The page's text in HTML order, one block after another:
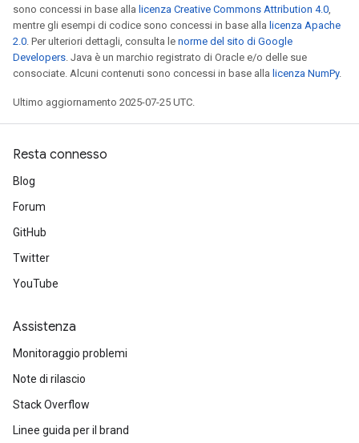
sono concessi in base alla licenza Creative Commons Attribution 4.0,
mentre gli esempi di codice sono concessi in base alla licenza Apache
2.0. Per ulteriori dettagli, consulta le norme del sito di Google
Developers. Java è un marchio registrato di Oracle e/o delle sue
consociate. Alcuni contenuti sono concessi in base alla licenza NumPy.
Ultimo aggiornamento 2025-07-25 UTC.
Resta connesso
Blog
Forum
GitHub
Twitter
YouTube
Assistenza
Monitoraggio problemi
Note di rilascio
Stack Overflow
Linee guida per il brand